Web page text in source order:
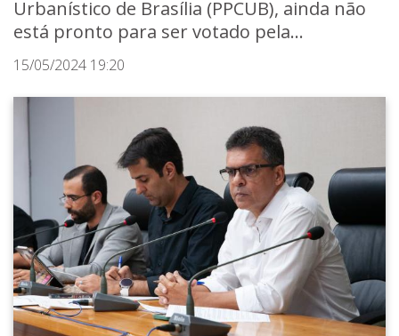
Urbanístico de Brasília (PPCUB), ainda não
está pronto para ser votado pela...
15/05/2024 19:20